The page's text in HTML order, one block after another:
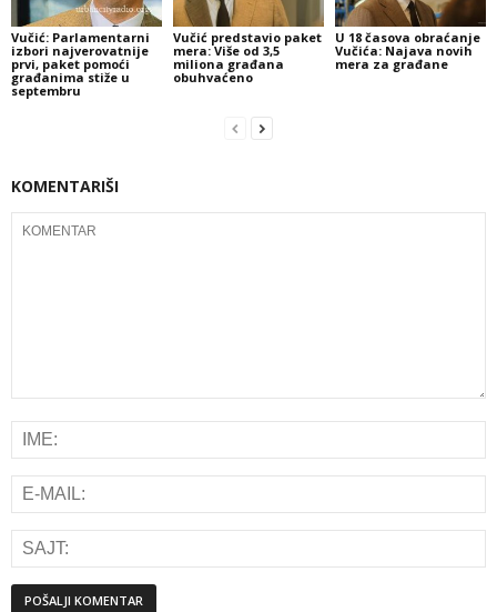
Vučić: Parlamentarni
izbori najverovatnije
prvi, paket pomoći
građanima stiže u
septembru
Vučić predstavio paket
mera: Više od 3,5
miliona građana
obuhvaćeno
U 18 časova obraćanje
Vučića: Najava novih
mera za građane
KOMENTARIŠI